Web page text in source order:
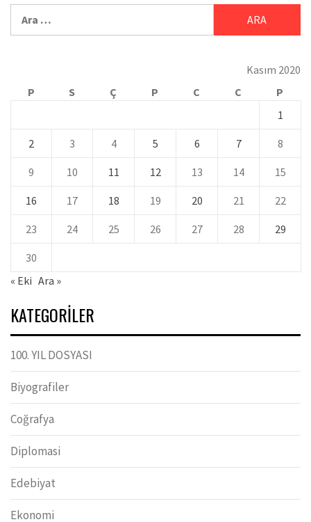
Kasım 2020
P
S Ç P C C
P
1
2 3 4 5 6 7 8
9 10 11 12 13 14 15
16 17 18 19 20 21 22
23 24 25 26 27 28 29
30
« Eki Ara »
KATEGORILER
100. YIL DOSYASI
Biyografiler
Coğrafya
Diplomasi
Edebiyat
Ekonomi